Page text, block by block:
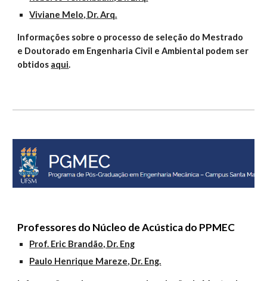
Viviane Melo, Dr. Arq.
Informações sobre o processo de seleção do Mestrado
e Doutorado em Engenharia Civil e Ambiental podem ser
obtidos aqui.
Professores do Núcleo de Acústica do PPMEC
Prof. Eric Brandão, Dr. Eng
Paulo Henrique Mareze, Dr. Eng.